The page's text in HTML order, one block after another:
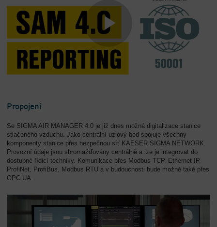
Propojení
Se SIGMA AIR MANAGER 4.0 je již dnes možná digitalizace stanice
stlačeného vzduchu. Jako centrální uzlový bod spojuje všechny
komponenty stanice přes bezpečnou síť KAESER SIGMA NETWORK.
Provozní údaje jsou shromažďovány centrálně a lze je integrovat do
dostupné řídicí techniky. Komunikace přes Modbus TCP, Ethernet IP,
ProfiNet, ProfiBus, Modbus RTU a v budoucnosti bude možné také přes
OPC UA.